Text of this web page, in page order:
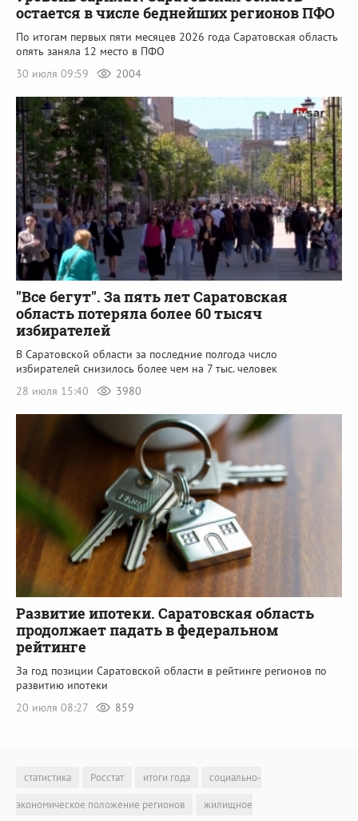
остается в числе беднейших регионов ПФО
По итогам первых пяти месяцев 2026 года Саратовская область
опять заняла 12 место в ПФО
30 июля 09:59
2004
"Все бегут". За пять лет Саратовская
область потеряла более 60 тысяч
избирателей
В Саратовской области за последние полгода число
избирателей снизилось более чем на 7 тыс. человек
28 июля 15:40
3980
Развитие ипотеки. Саратовская область
продолжает падать в федеральном
рейтинге
За год позиции Саратовской области в рейтинге регионов по
развитию ипотеки
20 июля 08:27
859
статистика Росстат итоги года
социально-
экономическое положение регионов
жилищное